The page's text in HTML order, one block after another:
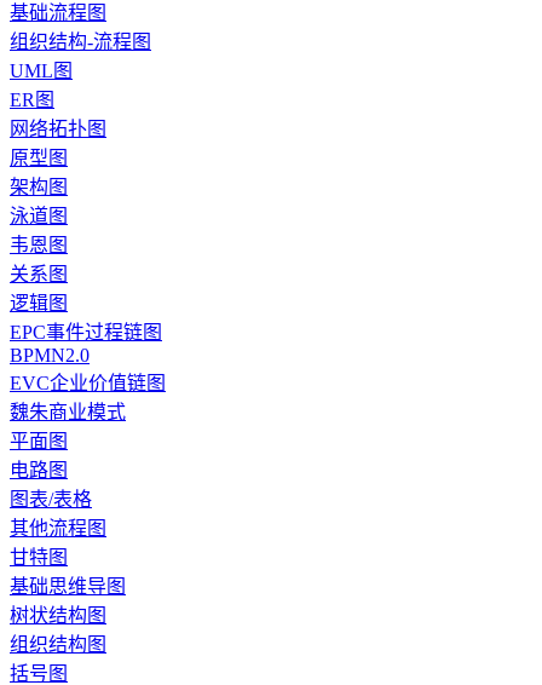
基础流程图
组织结构-流程图
UML图
ER图
网络拓扑图
原型图
架构图
泳道图
韦恩图
关系图
逻辑图
EPC事件过程链图
BPMN2.0
EVC企业价值链图
魏朱商业模式
平面图
电路图
图表/表格
其他流程图
甘特图
基础思维导图
树状结构图
组织结构图
括号图